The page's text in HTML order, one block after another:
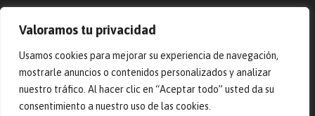
Valoramos tu privacidad
Usamos cookies para mejorar su experiencia de navegación,
mostrarle anuncios o contenidos personalizados y analizar
nuestro tráfico. Al hacer clic en “Aceptar todo” usted da su
consentimiento a nuestro uso de las cookies.
© 2023 Pep Masias. Todos los
derechos reservados – Desarrollado
porARTBOXBCN